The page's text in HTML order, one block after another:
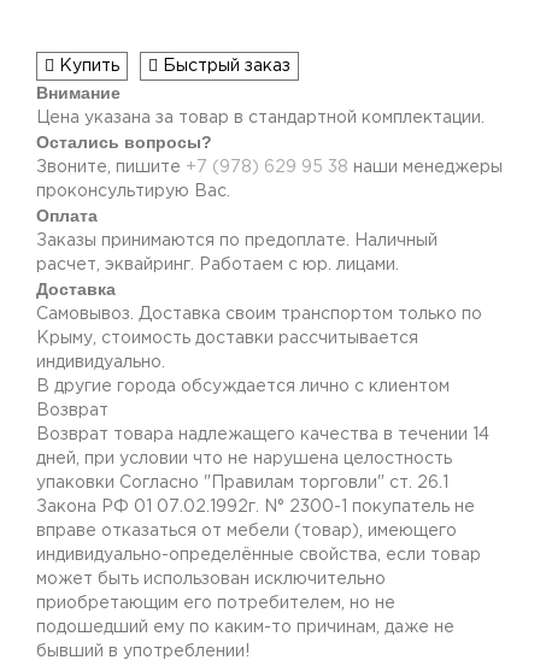
Купить Быстрый заказ
Внимание
Цена указана за товар в стандартной комплектации.
Остались вопросы?
Звоните, пишите +7 (978) 629 95 38 наши менеджеры
проконсультирую Вас.
Оплата
Заказы принимаются по предоплате. Наличный
расчет, эквайринг. Работаем с юр. лицами.
Доставка
Самовывоз. Доставка своим транспортом только по
Крыму, стоимость доставки рассчитывается
индивидуально.
В другие города обсуждается лично с клиентом
Возврат
Возврат товара надлежащего качества в течении 14
дней, при условии что не нарушена целостность
упаковки Согласно "Правилам торговли" ст. 26.1
Закона РФ 01 07.02.1992г. N° 2300-1 покупатель не
вправе отказаться от мебели (товар), имеющего
индивидуально-определённые свойства, если товар
может быть использован исключительно
приобретающим его потребителем, но не
подошедший eмy по каким-то причинам, даже не
бывший в употреблении!